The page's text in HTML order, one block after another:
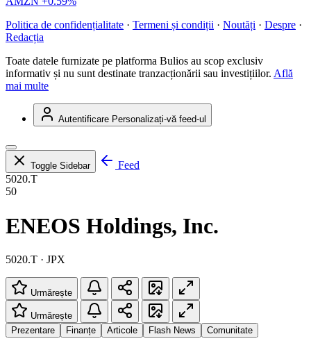
Politica de confidențialitate · Termeni și condiții · Noutăți · Despre ·
Redacția
Toate datele furnizate pe platforma Bulios au scop exclusiv
informativ și nu sunt destinate tranzacționării sau investițiilor. Află
mai multe
Autentificare Personalizați-vă feed-ul
Toggle Sidebar
Feed
5020.T
50
ENEOS Holdings, Inc.
5020.T · JPX
Urmărește
Urmărește
Prezentare
Finanțe Articole Flash News Comunitate